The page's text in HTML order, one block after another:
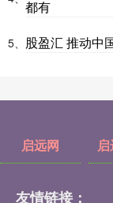
都有
5、 股盈汇 推动中
启远网
友情链接：